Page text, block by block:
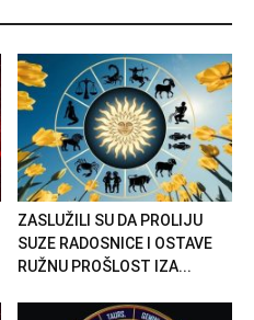
ZASLUŽILI SU DA PROLIJU
SUZE RADOSNICE I OSTAVE
RUŽNU PROŠLOST IZA...